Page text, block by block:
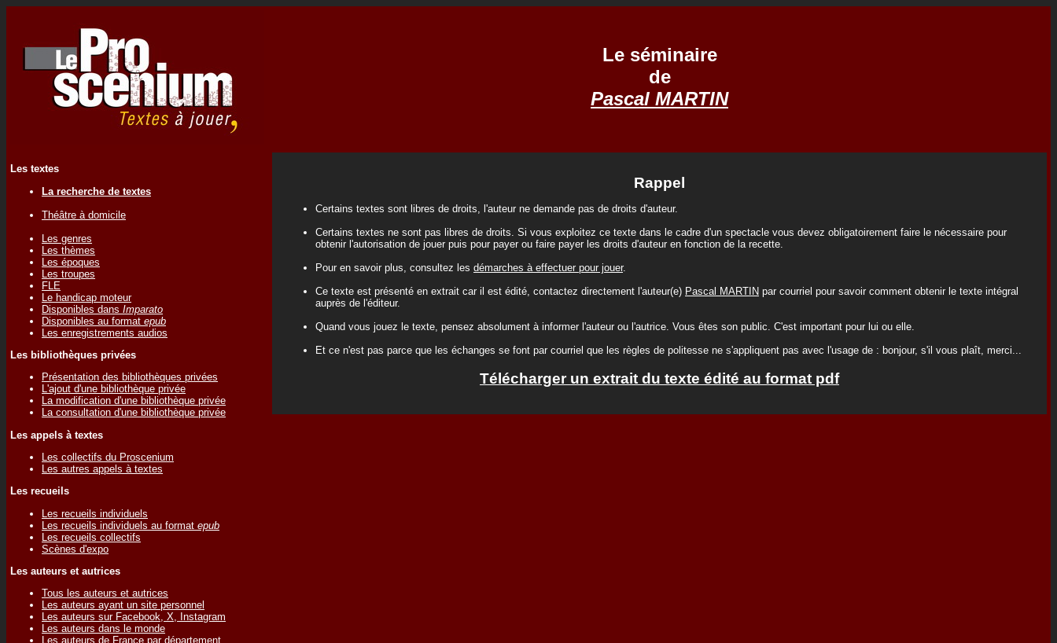
Le séminaire
de
Pascal MARTIN
Les textes
La recherche de textes
Théâtre à domicile
Les genres
Les thèmes
Les époques
Les troupes
FLE
Le handicap moteur
Disponibles dans Imparato
Disponibles au format epub
Les enregistrements audios
Les bibliothèques privées
Présentation des bibliothèques privées
L'ajout d'une bibliothèque privée
La modification d'une bibliothèque privée
La consultation d'une bibliothèque privée
Les appels à textes
Les collectifs du Proscenium
Les autres appels à textes
Les recueils
Les recueils individuels
Les recueils individuels au format epub
Les recueils collectifs
Scènes d'expo
Les auteurs et autrices
Tous les auteurs et autrices
Les auteurs ayant un site personnel
Les auteurs sur Facebook, X, Instagram
Les auteurs dans le monde
Les auteurs de France par département
Rappel
Certains textes sont libres de droits, l'auteur ne demande pas de droits d'auteur.
Certains textes ne sont pas libres de droits. Si vous exploitez ce texte dans le cadre d'un spectacle vous devez obligatoirement faire le nécessaire pour
obtenir l'autorisation de jouer puis pour payer ou faire payer les droits d'auteur en fonction de la recette.
Pour en savoir plus, consultez les démarches à effectuer pour jouer.
Ce texte est présenté en extrait car il est édité, contactez directement l'auteur(e) Pascal MARTIN par courriel pour savoir comment obtenir le texte intégral
auprès de l'éditeur.
Quand vous jouez le texte, pensez absolument à informer l'auteur ou l'autrice. Vous êtes son public. C'est important pour lui ou elle.
Et ce n'est pas parce que les échanges se font par courriel que les règles de politesse ne s'appliquent pas avec l'usage de : bonjour, s'il vous plaît, merci...
Télécharger un extrait du texte édité au format pdf